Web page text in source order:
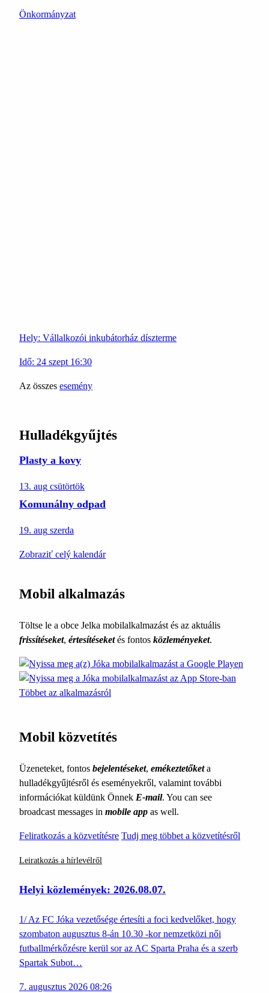
Önkormányzat
Hely: Vállalkozói inkubátorház díszterme
Idő: 24 szept 16:30
Az összes esemény
Hulladékgyűjtés
Plasty a kovy
13. aug csütörtök
Komunálny odpad
19. aug szerda
Zobraziť celý kalendár
Mobil alkalmazás
Töltse le a obce Jelka mobilalkalmazást és az aktuális
frissítéseket, értesítéseketés fontos közleményeket.
Többet az alkalmazásról
Mobil közvetítés
Üzeneteket, fontos bejelentéseket, emékeztetőketa
hulladékgyűjtésről és eseményekről, valamint további
információkat küldünk Önnek E-mail. You can see
broadcast messages in mobile app as well.
Feliratkozás a közvetítésre Tudj meg többet a közvetítésről
Leiratkozás a hírlevélről
Helyi közlemények: 2026.08.07.
1/ Az FC Jóka vezetősége értesíti a foci kedvelőket, hogy
szombaton augusztus 8-án 10.30 -kor nemzetközi női
futballmérkőzésre kerül sor az AC Sparta Praha és a szerb
Spartak Subot…
7. augusztus 2026 08:26